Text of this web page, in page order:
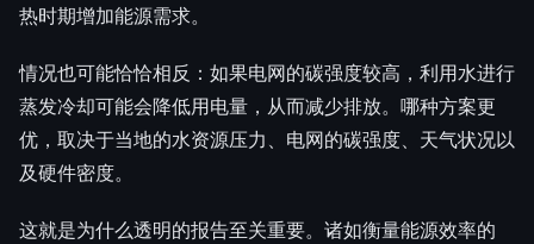
热时期增加能源需求。
情况也可能恰恰相反：如果电网的碳强度较高，利用水进行
蒸发冷却可能会降低用电量，从而减少排放。哪种方案更
优，取决于当地的水资源压力、电网的碳强度、天气状况以
及硬件密度。
这就是为什么透明的报告至关重要。诸如衡量能源效率的